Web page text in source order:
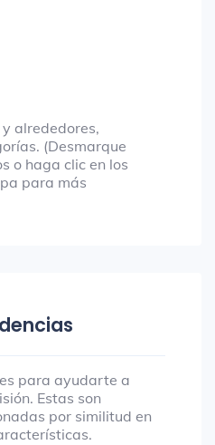
y alrededores,
(Desmarque
o haga clic en los
para más
para ayudarte a
Estas son
por similitud en